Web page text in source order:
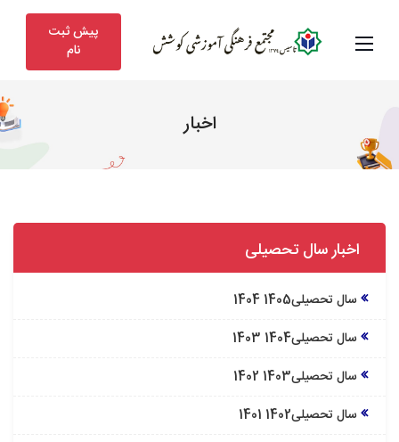
پیش ثبت
نام
اخبار
اخبار سال تحصیلی
سال تحصیلی1405 1404
سال تحصیلی1404 1403
سال تحصیلی1403 1402
سال تحصیلی1402 1401